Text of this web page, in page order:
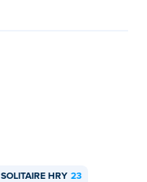
SOLITAIRE HRY 23